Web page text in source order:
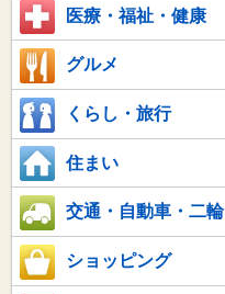
医療・福祉・健康
グルメ
くらし・旅行
住まい
交通・自動車・二輪
ショッピング